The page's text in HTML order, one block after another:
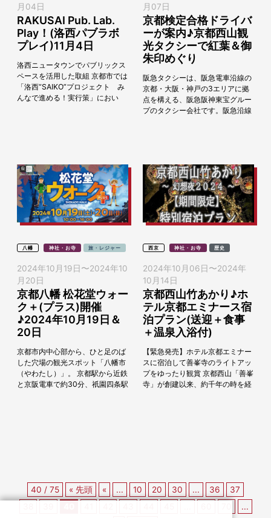
月04日
RAKUSAI Pub. Lab.
Play！(洛西パブラボ
プレイ)11月4日
洛西ニュータウンでパブリックス
ペースを活用した取組 京都市では
「洛西“SAIKO”プロジェクト み
んなで進める！実行策」におい
月07日
京都検定合格ドライバ
ーが案内♪京都西山観
光タクシーで紅葉＆御
朱印めぐり
阪急タクシーは、阪急電車沿線の
京都・大阪・神戸の3エリアに拠
点を構える、阪急阪神東宝グルー
プのタクシー会社です。阪急沿線
八幡 神社・お寺 旅・レジャー
2024年10月19日 〜2024年10
月20日
京都八幡 松花堂ウォー
ク＋(プラス)開催
♪2024年10月19日＆
20日
京都市内中心部から、ひと足のば
した穴場の観光スポット「八幡市
（やわたし）」。 京都駅から近鉄
と京阪電車で約30分、祇園四条駅
西京 神社・お寺 歴史
2024年10月06日 〜2024年
10月14日
京都西山竹あかり♪ホ
テル京都エミナース宿
泊プラン(送迎＋食事
＋温泉入浴付)
【緊急発売】ホテル京都エミナー
スに宿泊して善峯寺のライトアッ
プをゆったり観賞 京都西山「善峯
寺」が創建以来、約千年の時を経
40 / 75 « 先頭 « ... 10 20 30 ... 36
37
...